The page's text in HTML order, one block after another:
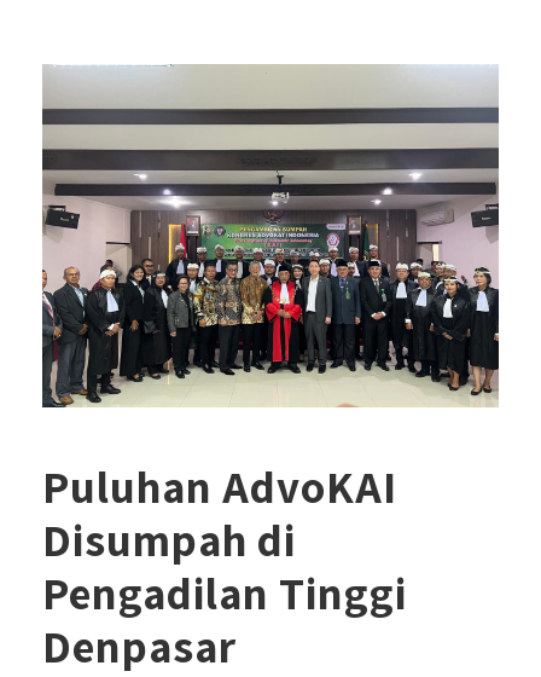
Puluhan AdvoKAI
Disumpah di
Pengadilan Tinggi
Denpasar